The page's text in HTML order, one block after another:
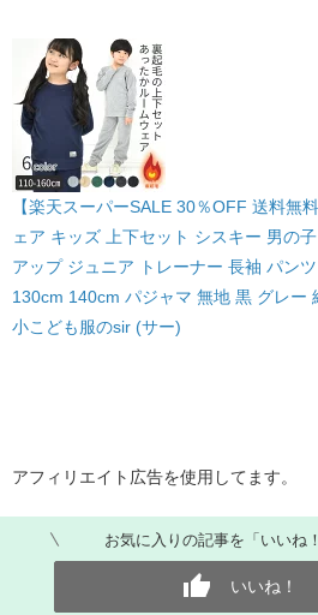
【楽天スーパーSALE 30％OFF 送料無
ェア キッズ 上下セット シスキー 男の
アップ ジュニア トレーナー 長袖 パン
130cm 140cm パジャマ 無地 黒 グレー
小こども服のsir (サー)
​​​アフィリエイト広告を使用してます。
お気に入りの記事を「いいね
いいね！